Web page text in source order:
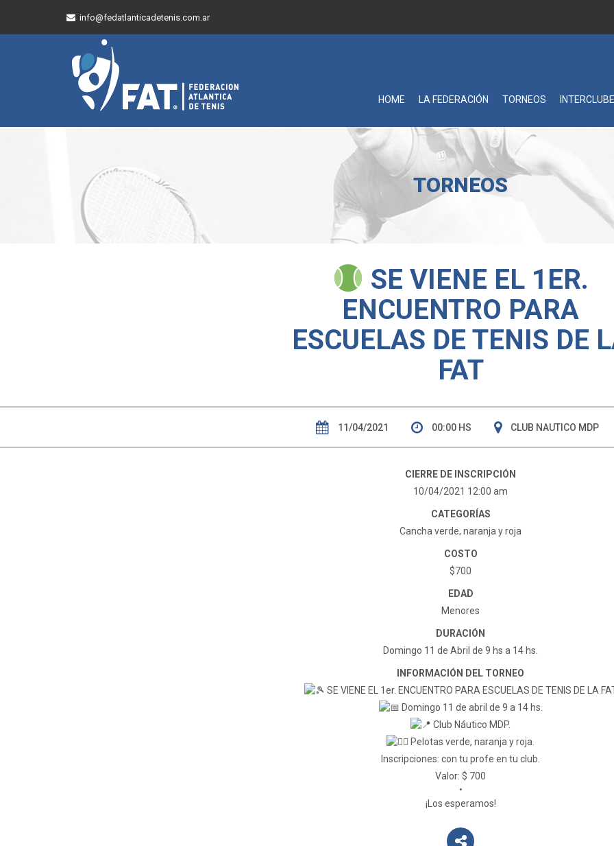
info@fedatlanticadetenis.com.ar
HOME LA FEDERACIÓN TORNEOS
TORNEOS
SE VIENE EL 1ER.
ENCUENTRO PARA
ESCUELAS DE TENIS DE
FAT
11/04/2021 00:00 HS CLUB NAUTICO MDP
CIERRE DE INSCRIPCIÓN
10/04/2021 12:00 am
CATEGORÍAS
Cancha verde, naranja y roja
COSTO
$700
EDAD
Menores
DURACIÓN
Domingo 11 de Abril de 9 hs a 14 hs.
INFORMACIÓN DEL TORNEO
SE VIENE EL 1er. ENCUENTRO PARA ESCUELAS DE TENIS DE LA
Domingo 11 de abril de 9 a 14 hs.
Club Náutico MDP.
Pelotas verde, naranja y roja.
Inscripciones: con tu profe en tu club.
Valor: $ 700
•
¡Los esperamos!